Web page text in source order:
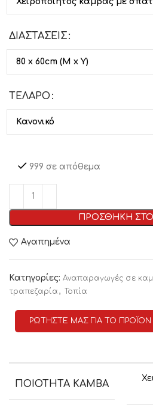
ΔΙΑΣΤΑΣΕΙΣ
ΤΕΛΑΡΟ
999 σε απόθεμα
ΠΡΟΣΘΗΚΗ ΣΤΟ
Αγαπημένα
Κατηγορίες: Αναπαραγωγές σε
τραπεζαρία , Τοπία
ΡΩΤΗΣΤΕ ΜΑΣ ΓΙΑ ΤΟ ΠΡΟΪΟΝ
ΠΟΙΟΤΗΤΑ ΚΑΜΒΑ